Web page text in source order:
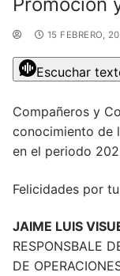
15 FEBRERO,
Escuchar
Compañeros y
conocimiento de
en el periodo
Felicidades por
JAIME LUIS
RESPONSBALE
DE